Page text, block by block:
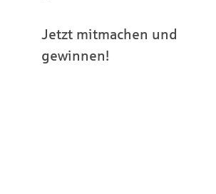
Jetzt mitmachen und
gewinnen!